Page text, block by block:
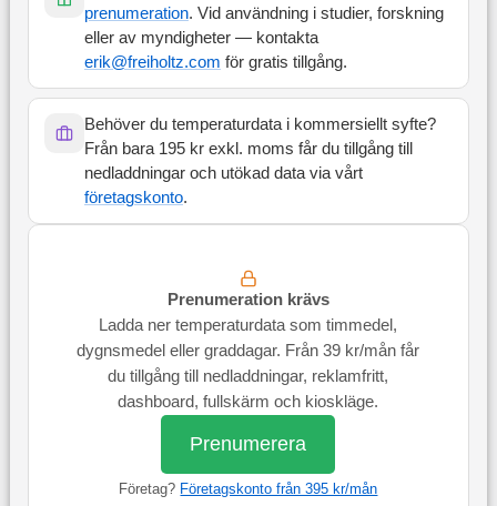
prenumeration. Vid användning i studier, forskning
eller av myndigheter — kontakta
erik@freiholtz.com för gratis tillgång.
Behöver du temperaturdata i kommersiellt syfte?
Från bara 195 kr exkl. moms får du tillgång till
nedladdningar och utökad data via vårt
företagskonto.
Prenumeration krävs
Ladda ner temperaturdata som timmedel,
dygnsmedel eller graddagar. Från 39 kr/mån får
du tillgång till nedladdningar, reklamfritt,
dashboard, fullskärm och kioskläge.
Prenumerera
Företag? Företagskonto från 395 kr/mån